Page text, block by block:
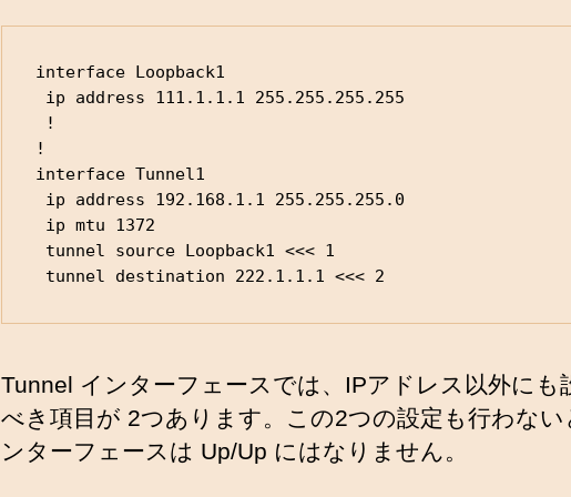
interface Loopback1
!
interface Tunnel1
tunnel destination 222.1.1.1 <<< 2
Tunnel インターフェースでは、IPアドレス以外にも
べき項目が 2つあります。この2つの設定も行わない
ンターフェースは Up/Up にはなりません。